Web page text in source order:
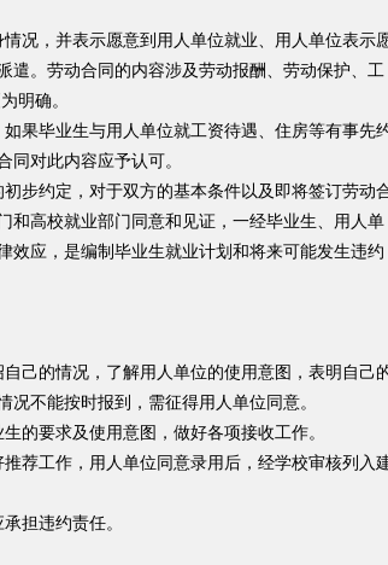
，并表示愿意到用人单位就业、用人单位表示
遣。劳动合同的内容涉及劳动报酬、劳动保护、工
明确。
毕业生与用人单位就工资待遇、住房等有事先
同对此内容应予认可。
约定，对于双方的基本条件以及即将签订劳动
和高校就业部门同意和见证，一经毕业生、用人单
效应，是编制毕业生就业计划和将来可能发生违约
的情况，了解用人单位的使用意图，表明自己
不能按时报到，需征得用人单位同意。
要求及使用意图，做好各项接收工作。
工作，用人单位同意录用后，经学校审核列入
担违约责任。